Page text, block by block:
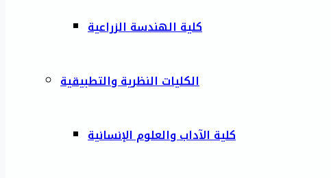
كلية الهندسة الزراعية
الكليات النظرية والتطبيقية
كلية الآداب والعلوم الإنسانية